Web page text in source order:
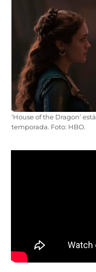
‘House of the Dragon’
temporada. Foto: HBO.